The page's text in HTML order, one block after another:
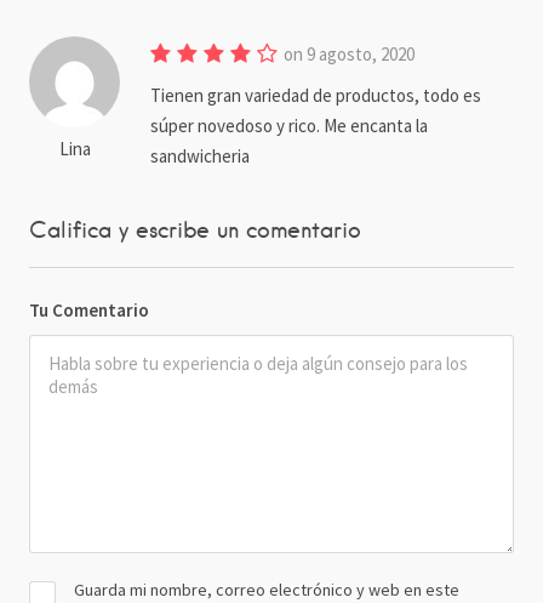
Lina
on 9 agosto, 2020
Tienen gran variedad de productos, todo es
súper novedoso y rico. Me encanta la
sandwicheria
Califica y escribe un comentario
Tu Comentario
Guarda mi nombre, correo electrónico y web en este